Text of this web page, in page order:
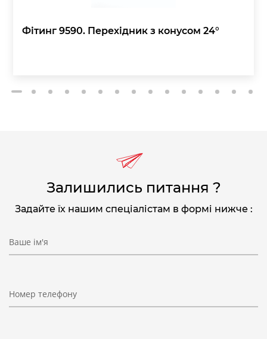
Фітинг 9590. Перехідник з конусом 24°
2 3 4 5 6 7 8 9 10 11 12 13 14 15
Залишились питання ?
Задайте їх нашим спеціалістам в формі нижче :
Ваше ім'я
Номер телефону